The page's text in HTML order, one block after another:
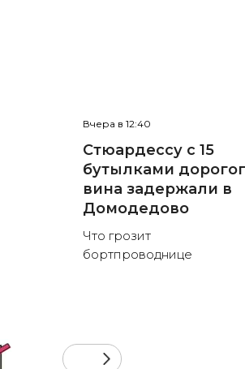
Вчера в 12:40
Стюардессу с 15
бутылками
вина задержали в
Домодедово
Что грозит
бортпроводнице